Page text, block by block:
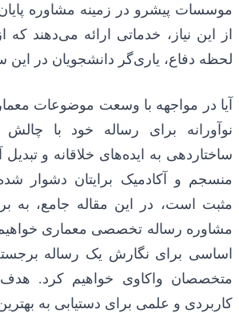
موسسات پیشرو در زمینه مشاوره
از این نیاز، خدماتی ارائه می‌دهند که
لحظه دفاع، یاری‌گر دانشجویان در
آیا در مواجهه با وسعت موضوعات
نوآورانه برای رساله خود با چالش
ساختاردهی به ایده‌های خلاقانه و
منسجم و آکادمیک برایتان دشوار
مثبت است، در این مقاله جامع، به
مشاوره رساله تخصصی معماری
اساسی برای نگارش یک رساله
متخصصان واکاوی خواهیم کرد. هدف
کاربردی و علمی برای دستیابی به